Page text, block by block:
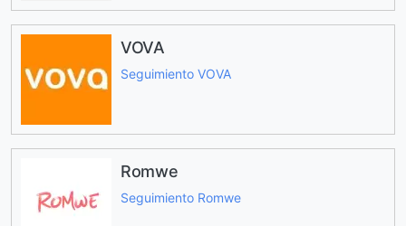
VOVA
Seguimiento VOVA
Romwe
Seguimiento Romwe